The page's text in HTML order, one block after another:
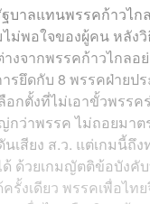
บาลแทนพรรคก้าวไก
ม่พอใจของผู้คน หลังวิ
งจากพรรคก้าวไกลอ
รยึดกับ 8 พรรคฝ่ายป
กตั้งที่ไม่เอาขั้วพรรค
ว่าพรรค ไม่ถอยมาต
เสียง ส.ว. แต่เกมนี้ถึ
ด้วยเกมญัตติข้อบังคั
รั้งเดียว พรรคเพื่อไท